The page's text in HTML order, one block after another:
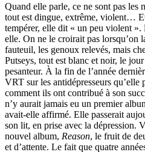
Quand elle parle, ce ne sont pas les
tout est dingue, extrême, violent…
tempérer, elle dit « un peu violent
elle. On ne le croirait pas lorsqu’on
fauteuil, les genoux relevés, mais
Putseys, tout est blanc et noir, le
pesanteur. À la fin de l’année
VRT sur les antidépresseurs qu’elle
comment ils ont contribué à son
n’y aurait jamais eu un premier
avait-elle affirmé. Elle passerait
son lit, en prise avec la dépression.
nouvel album, Reason, le fruit de
et d’attente. Le fait que quatre